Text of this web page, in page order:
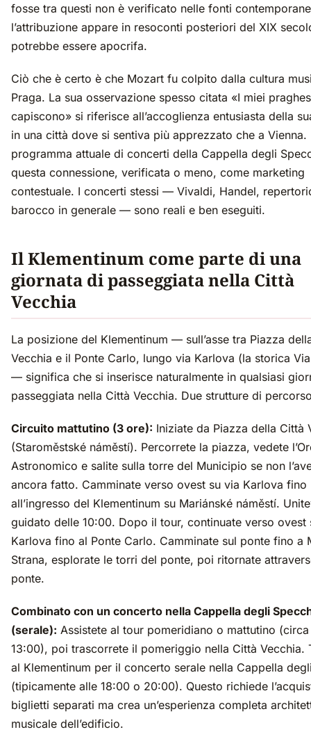
fosse tra questi non è verificato nelle fonti
l’attribuzione appare in resoconti posteriori del XIX
potrebbe essere apocrifa.
Ciò che è certo è che Mozart fu colpito dalla cultura
Praga. La sua osservazione spesso citata «I miei
capiscono» si riferisce all’accoglienza entusiasta della
in una città dove si sentiva più apprezzato che a Vienna.
programma attuale di concerti della Cappella degli
questa connessione, verificata o meno, come marketing
contestuale. I concerti stessi — Vivaldi, Handel,
barocco in generale — sono reali e ben eseguiti.
Il Klementinum come parte di una
giornata di passeggiata nella Città
Vecchia
La posizione del Klementinum — sull’asse tra Piazza
Vecchia e il Ponte Carlo, lungo via Karlova (la storica
— significa che si inserisce naturalmente in qualsiasi
passeggiata nella Città Vecchia. Due strutture di
Circuito mattutino (3 ore): Iniziate da Piazza della Città
(Staroměstské náměstí). Percorrete la piazza, vedete
Astronomico e salite sulla torre del Municipio se non
ancora fatto. Camminate verso ovest su via Karlova fino
all’ingresso del Klementinum su Mariánské náměstí.
guidato delle 10:00. Dopo il tour, continuate verso ovest
Karlova fino al Ponte Carlo. Camminate sul ponte fino a
Strana, esplorate le torri del ponte, poi ritornate
ponte.
Combinato con un concerto nella Cappella degli
(serale): Assistete al tour pomeridiano o mattutino (circa
13:00), poi trascorrete il pomeriggio nella Città Vecchia.
al Klementinum per il concerto serale nella Cappella
(tipicamente alle 18:00 o 20:00). Questo richiede
biglietti separati ma crea un’esperienza completa
musicale dell’edificio.